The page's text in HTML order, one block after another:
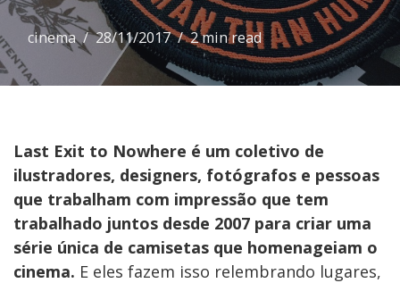
cinema 28/11/2017 2 min read
Last Exit to Nowhere é um coletivo de
ilustradores, designers, fotógrafos e pessoas
que trabalham com impressão que tem
trabalhado juntos desde 2007 para criar uma
série única de camisetas que homenageiam o
cinema. E eles fazem isso relembrando lugares,